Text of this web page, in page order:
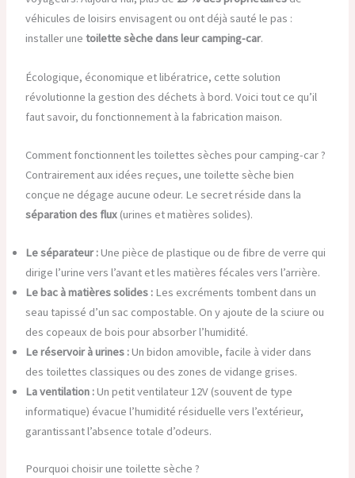
véhicules de loisirs envisagent ou ont déjà sauté le pas :
installer une toilette sèche dans leur camping-car.
Écologique, économique et libératrice, cette solution
révolutionne la gestion des déchets à bord. Voici tout ce qu’il
faut savoir, du fonctionnement à la fabrication maison.
Comment fonctionnent les toilettes sèches pour camping-car ?
Contrairement aux idées reçues, une toilette sèche bien
conçue ne dégage aucune odeur. Le secret réside dans la
séparation des flux(urines et matières solides).
Le séparateur :Une pièce de plastique ou de fibre de verre qui
dirige l’urine vers l’avant et les matières fécales vers l’arrière.
Le bac à matières solides :Les excréments tombent dans un
seau tapissé d’un sac compostable. On y ajoute de la sciure ou
des copeaux de bois pour absorber l’humidité.
Le réservoir à urines :Un bidon amovible, facile à vider dans
des toilettes classiques ou des zones de vidange grises.
La ventilation :Un petit ventilateur 12V (souvent de type
informatique) évacue l’humidité résiduelle vers l’extérieur,
garantissant l’absence totale d’odeurs.
Pourquoi choisir une toilette sèche ?